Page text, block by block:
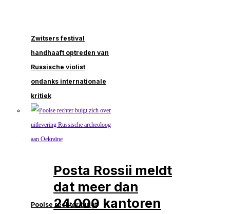
Zwitsers festival
handhaaft optreden van
Russische violist
ondanks internationale
kritiek
Poolse rechter buigt
Posta Rossii meldt
dat meer dan
24.000 kantoren